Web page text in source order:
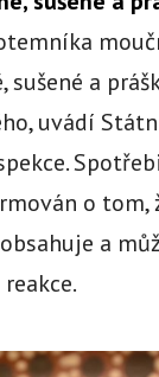
sušené a
uvádí
o tom,
a